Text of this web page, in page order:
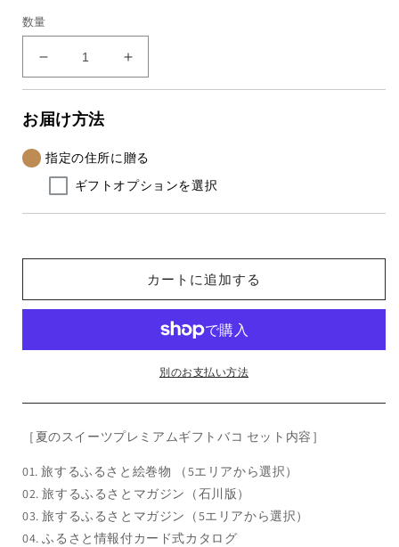
数量
の
ス
イ
ー
ツ
プ
レ
ア
ギ
＜
冷
冷
凍
＞
の
夏
の
ー
プ
レ
ア
ギ
＜
冷
冷
凍
＞
の
お届け方法
指定の住所に贈る
ギフトオプションを選択
カートに追加する
別のお支払い方法
［夏のスイーツプレミアムギフトバコ セット内容］
01. 旅するふるさと絵巻物 （5エリアから選択）
02. 旅するふるさとマガジン（石川版）
03. 旅するふるさとマガジン
（5エリアから選択）
04. ふるさと情報付カード式カタログ